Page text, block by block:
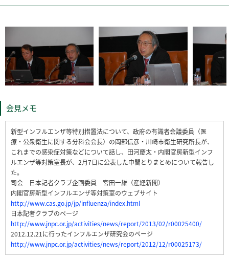
会見メモ
新型インフルエンザ等特別措置法について、政府の有識者会議委員（医
療・公衆衛生に関する分科会会長）の岡部信彦・川崎市衛生研究所長が、
これまでの感染症対策などについて話し、田河慶太・内閣官房新型インフ
ルエンザ等対策室長が、2月7日に公表した中間とりまとめについて報告し
た。
司会 日本記者クラブ企画委員 宮田一雄（産経新聞）
内閣官房新型インフルエンザ等対策室のウェブサイト
http://www.cas.go.jp/jp/influenza/index.html
日本記者クラブのページ
http://www.jnpc.or.jp/activities/news/report/2013/02/r00025400/
2012.12.21に行ったインフルエンザ研究会のページ
http://www.jnpc.or.jp/activities/news/report/2012/12/r00025173/